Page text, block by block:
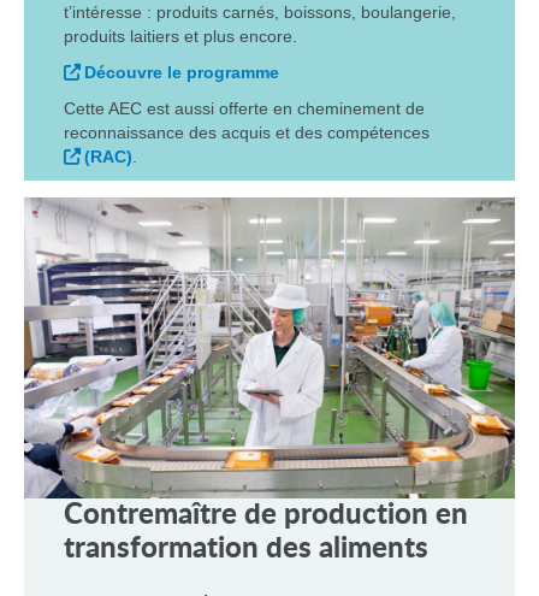
t’intéresse : produits carnés, boissons, boulangerie,
produits laitiers et plus encore.
Découvre le programme
Cette AEC est aussi offerte en cheminement de
reconnaissance des acquis et des compétences
(RAC)
Contremaîtrede production en
transformation des aliments